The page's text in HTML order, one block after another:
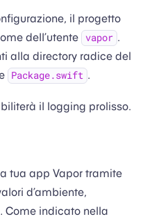
il progetto
dell’utente vapor .
alla directory radice del
Package.swift .
il logging prolisso.
tua app Vapor tramite
d’ambiente,
Come indicato nella